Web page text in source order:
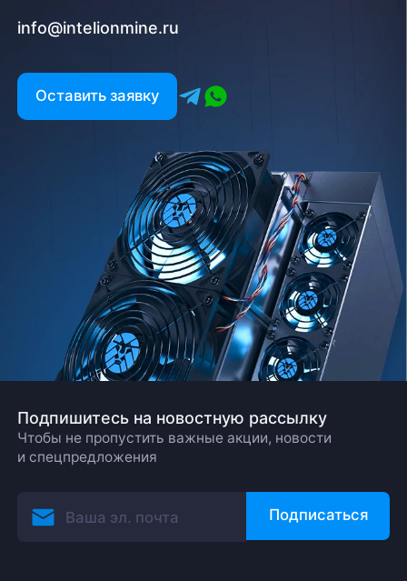
info@intelionmine.ru
Оставить заявку
Подпишитесь на новостную рассылку
Чтобы не пропустить важные акции, новости
и спецпредложения
Подписаться